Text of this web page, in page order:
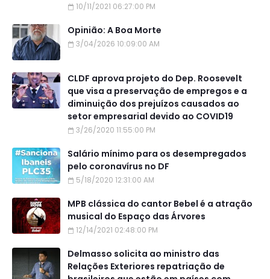
10/11/2021 06:27:00 PM
Opinião: A Boa Morte
3/04/2026 10:09:00 AM
CLDF aprova projeto do Dep. Roosevelt
que visa a preservação de empregos e a
diminuição dos prejuízos causados ao
setor empresarial devido ao COVID19
3/26/2020 11:55:00 PM
Salário mínimo para os desempregados
pelo coronavírus no DF
5/18/2020 12:31:00 AM
MPB clássica do cantor Bebel é a atração
musical do Espaço das Árvores
12/14/2021 02:48:00 PM
Delmasso solicita ao ministro das
Relações Exteriores repatriação de